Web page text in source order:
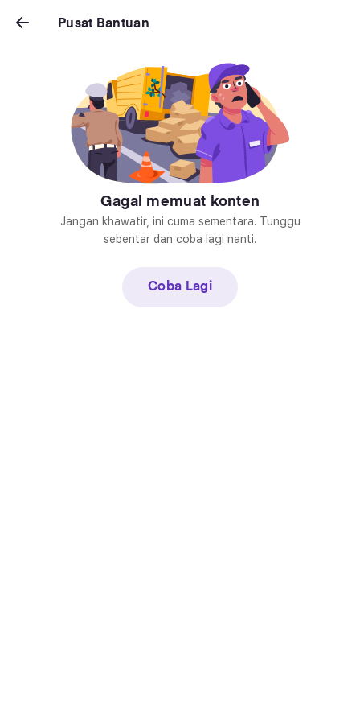
Pusat Bantuan
Pusat Bantuan
Gagal memuat konten
Jangan khawatir, ini cuma sementara. Tunggu
sebentar dan coba lagi nanti.
Coba Lagi